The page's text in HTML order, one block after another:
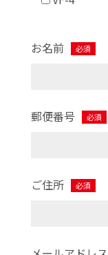
お名前 必須
郵便番号 必須
ご住所 必須